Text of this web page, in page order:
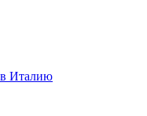
в Италию